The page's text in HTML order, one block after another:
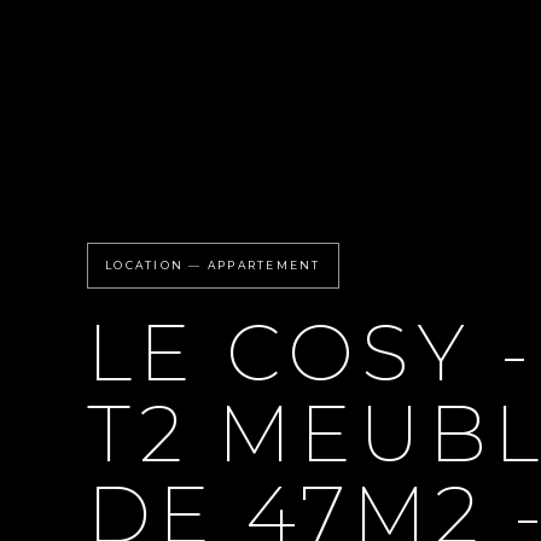
LOCATION — APPARTEMENT
LE COSY -
T2
DE 47M2